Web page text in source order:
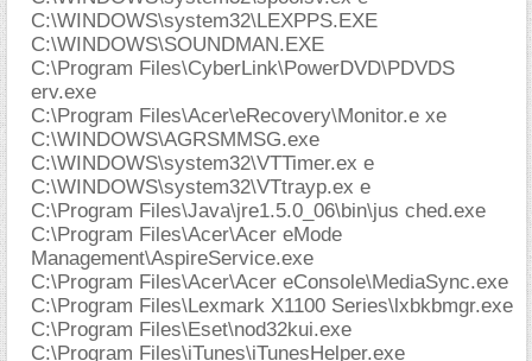
C:\WINDOWS\system32\LEXPPS.EXE
C:\WINDOWS\SOUNDMAN.EXE
C:\Program Files\CyberLink\PowerDVD\PDVDS
erv.exe
C:\Program Files\Acer\eRecovery\Monitor.e xe
C:\WINDOWS\AGRSMMSG.exe
C:\WINDOWS\system32\VTTimer.ex e
C:\WINDOWS\system32\VTtrayp.ex e
C:\Program Files\Java\jre1.5.0_06\bin\jus ched.exe
C:\Program Files\Acer\Acer eMode
Management\AspireService.exe
C:\Program Files\Acer\Acer eConsole\MediaSync.exe
C:\Program Files\Lexmark X1100 Series\lxbkbmgr.exe
C:\Program Files\Eset\nod32kui.exe
C:\Program Files\iTunes\iTunesHelper.exe